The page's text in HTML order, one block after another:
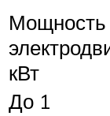
Мощность
кВт
До 1